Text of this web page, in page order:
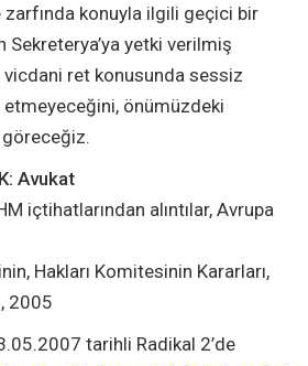
zarfında konuyla ilgili geçici bir
Sekreterya’ya yetki verilmiş
vicdani ret konusunda sessiz
önümüzdeki
Avukat
içtihatlarından alıntılar, Avrupa
Hakları Komitesinin Kararları,
2005
tarihli Radikal 2’de